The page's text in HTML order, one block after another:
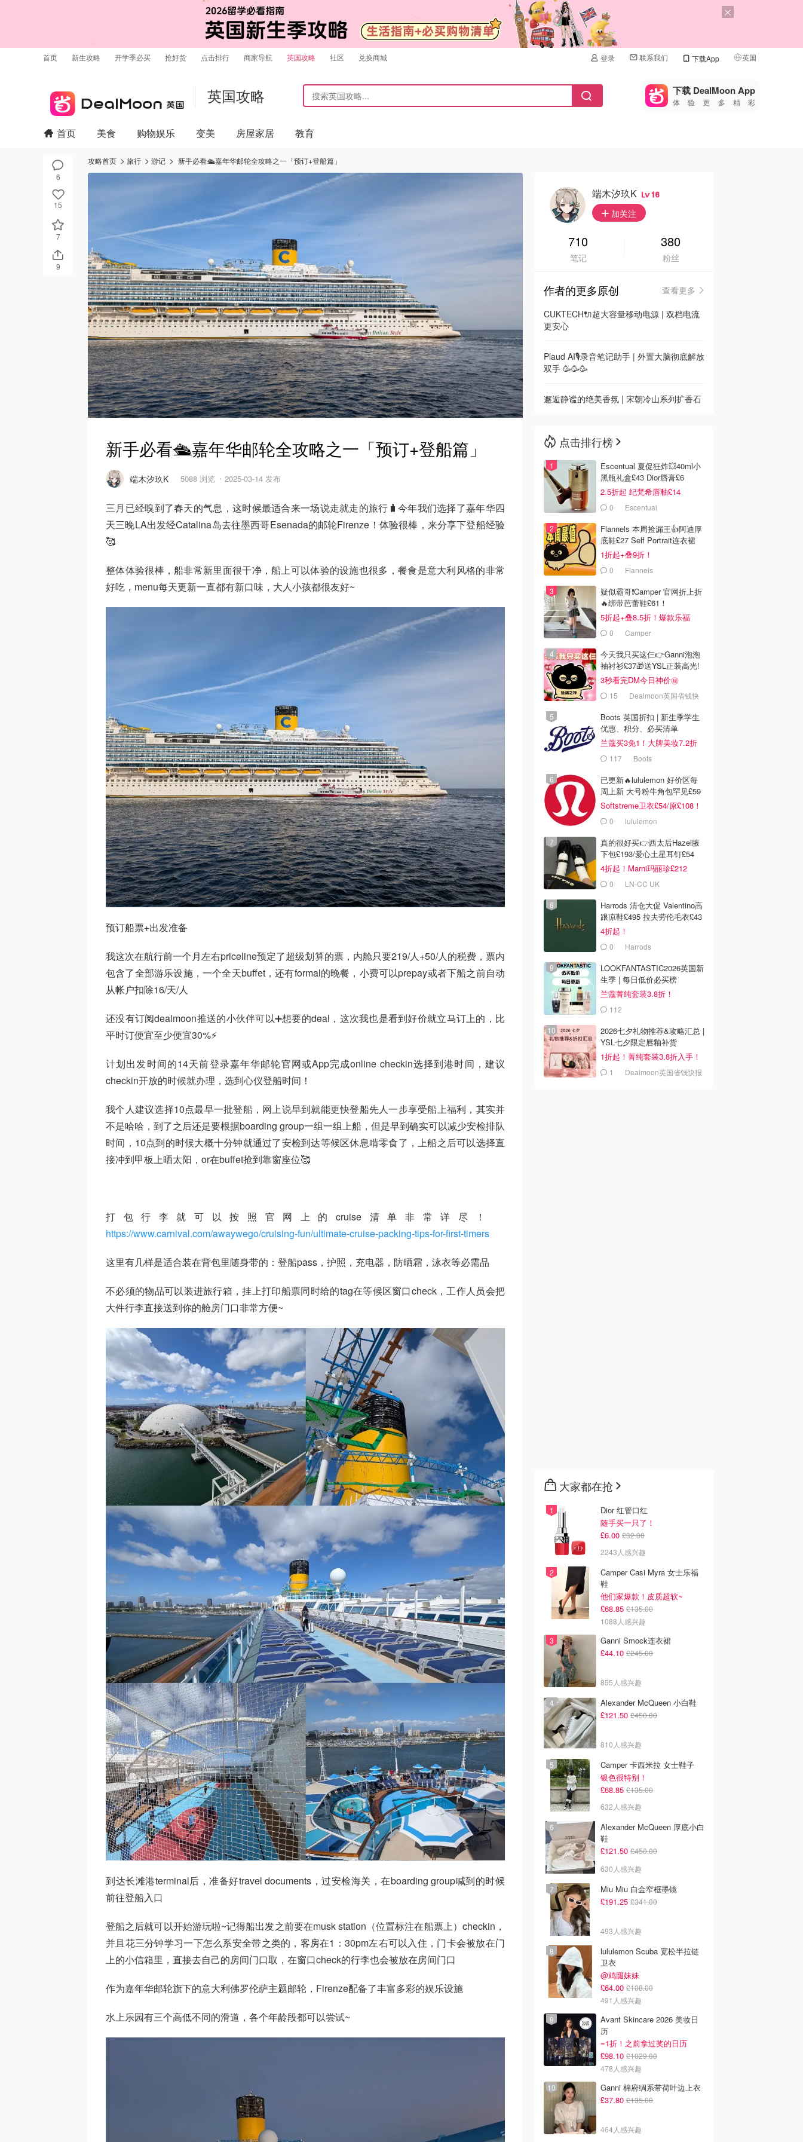
首页 新生攻略 开学季必买 抢好货 点击排行 商家导航 英国攻略 社区 兑换商城 登录 联系我们 下载App 英国
🇺🇸
🇨🇳 中国
🇮🇹
🇦🇺
🇳🇿新西兰
英国攻略 下载 DealMoon App
体验更多精彩
6
15
7
9
首页 美食 购物娱乐 变美 房屋家居 教育
攻略首页 旅行 游记 新手必看🛳️嘉年华邮轮全攻略之一「预订+登船篇」
新手必看🛳️嘉年华邮轮全攻略之一「预订+登船篇」
端木汐玖K 5088 浏览 2025-03-14 发布
三月已经嗅到了春天的气息，这时候最适合来一场说走就走的旅行🧳今年我们选择了嘉年华四
天三晚LA出发经Catalina岛去往墨西哥Esenada的邮轮Firenze！体验很棒，来分享下登船经验
🥰
整体体验很棒，船非常新里面很干净，船上可以体验的设施也很多，餐食是意大利风格的非常
好吃，menu每天更新一直都有新口味，大人小孩都很友好~
预订船票+出发准备
我这次在航行前一个月左右priceline预定了超级划算的票，内舱只要219/人+50/人的税费，票内
包含了全部游乐设施，一个全天buffet，还有formal的晚餐，小费可以prepay或者下船之前自动
从帐户扣除16/天/人
还没有订阅dealmoon推送的小伙伴可以➕想要的deal，这次我也是看到好价就立马订上的，比
平时订便宜至少便宜30%⚡
计划出发时间的14天前登录嘉年华邮轮官网或App完成online checkin选择到港时间，建议
checkin开放的时候就办理，选到心仪登船时间！
我个人建议选择10点最早一批登船，网上说早到就能更快登船先人一步享受船上福利，其实并
不是哈哈，到了之后还是要根据boarding group一组一组上船，但是早到确实可以减少安检排队
时间，10点到的时候大概十分钟就通过了安检到达等候区休息啃零食了，上船之后可以选择直
接冲到甲板上晒太阳，or在buffet抢到靠窗座位🥰
打包行李就可以按照官网上的cruise清单非常详尽！
https://www.carnival.com/awaywego/cruising-fun/ultimate-cruise-packing-tips-for-first-timers
这里有几样是适合装在背包里随身带的：登船pass，护照，充电器，防晒霜，泳衣等必需品
不必须的物品可以装进旅行箱，挂上打印船票同时给的tag在等候区窗口check，工作人员会把
大件行李直接送到你的舱房门口非常方便~
到达长滩港terminal后，准备好travel documents，过安检海关，在boarding group喊到的时候
前往登船入口
登船之后就可以开始游玩啦~记得船出发之前要在musk station（位置标注在船票上）checkin，
并且花三分钟学习一下怎么系安全带之类的，客房在1：30pm左右可以入住，门卡会被放在门
上的小信箱里，直接去自己的房间门口取，在窗口check的行李也会被放在房间门口
作为嘉年华邮轮旗下的意大利佛罗伦萨主题邮轮，Firenze配备了丰富多彩的娱乐设施
水上乐园有三个高低不同的滑道，各个年龄段都可以尝试~
端木汐玖K 16
加关注
710
笔记
380
粉丝
作者的更多原创
查看更多
CUKTECH🔌超大容量移动电源 | 双档电流
更安心
Plaud AI🎙️录音笔记助手 | 外置大脑彻底解放
双手 🥳🥳🥳
邂逅静谧的绝美香氛 | 宋朝冷山系列扩香石
点击排行榜
Escentual 夏促狂炸💥40ml小
黑瓶礼盒£43 Dior唇膏£6
2.5折起 纪梵希唇釉£14
0 Escentual
Flannels 本周捡漏王👍阿迪厚
底鞋£27 Self Portrait连衣裙
£63
1折起+叠9折！
0 Flannels
疑似霸哥❗️Camper 官网折上折
🔥绑带芭蕾鞋£61！
5折起+叠8.5折！爆款乐福
£68！
0 Camper
今天我只买这仨👉Ganni泡泡
袖衬衫£37🎁送YSL正装高光!
3秒看完DM今日神价㊙️
15
Dealmoon英国省钱快
Boots 英国折扣 | 新生季学生
优惠、积分、必买清单
兰蔻买3免1！大牌美妆7.2折
117 Boots
已更新🔥lululemon 好价区每
周上新 大号粉牛角包罕见£59
Softstreme卫衣£54/原£108！
0 lululemon
真的很好买👉西太后Hazel腋
下包£193/爱心土星耳钉£54
4折起！Marni玛丽珍£212
0 LN-CC UK
Harrods 清仓大促 Valentino高
跟凉鞋£495 拉夫劳伦毛衣£43
4折起！
0 Harrods
LOOKFANTASTIC2026英国新
生季 | 每日低价必买榜
兰蔻菁纯套装3.8折！
112
2026七夕礼物推荐&攻略汇总 |
YSL七夕限定唇釉补货
1折起！菁纯套装3.8折入手！
1 Dealmoon英国省钱快报
大家都在抢
Dior 红管口红
随手买一只了！
£6.00 £32.00
2243人感兴趣
Camper Casi Myra 女士乐福
鞋
他们家爆款！皮质超软~
£68.85 £135.00
1088人感兴趣
Ganni Smock连衣裙
£44.10 £245.00
855人感兴趣
Alexander McQueen 小白鞋
£121.50 £450.00
810人感兴趣
Camper 卡西米拉 女士鞋子
银色很特别！
£68.85 £135.00
632人感兴趣
Alexander McQueen 厚底小白
鞋
£121.50 £450.00
630人感兴趣
Miu Miu 白金窄框墨镜
£191.25 £341.00
493人感兴趣
lululemon Scuba 宽松半拉链
卫衣
@鸡腿妹妹
£64.00 £108.00
491人感兴趣
Avant Skincare 2026 美妆日
历
=1折！之前拿过奖的日历
£98.10 £1029.00
478人感兴趣
Ganni 棉府绸系带荷叶边上衣
£37.80 £135.00
464人感兴趣